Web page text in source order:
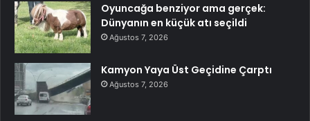
Oyuncağa benziyor ama gerçek:
Dünyanın en küçük atı seçildi
Ağustos 7, 2026
Kamyon Yaya Üst Geçidine Çarptı
Ağustos 7, 2026